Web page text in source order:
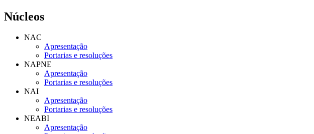
Núcleos
NAC
Apresentação
Portarias e resoluções
NAPNE
Apresentação
Portarias e resoluções
NAI
Apresentação
Portarias e resoluções
NEABI
Apresentação